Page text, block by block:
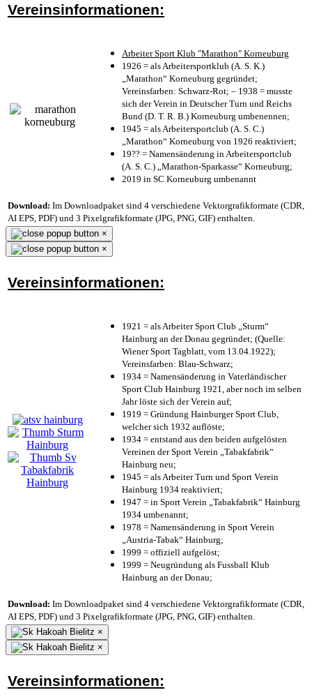
Vereinsinformationen:
Arbeiter Sport Klub "Marathon" Korneuburg
1926 = als Arbeitersportklub (A. S. K.)
„Marathon“ Korneuburg gegründet;
Vereinsfarben: Schwarz-Rot; – 1938 = musste
sich der Verein in Deutscher Turn und Reichs
Bund (D. T. R. B.) Korneuburg umbenennen;
1945 = als Arbeitersportclub (A. S. C.)
„Marathon“ Korneuburg von 1926 reaktiviert;
19?? = Namensänderung in Arbeitersportclub
(A. S. C.) „Marathon-Sparkasse“ Korneuburg;
2019 in SC Korneuburg umbenannt
Download: Im Downloadpaket sind 4 verschiedene Vektorgrafikformate (CDR,
AI EPS, PDF) und 3 Pixelgrafikformate (JPG, PNG, GIF) enthalten.
×
×
Vereinsinformationen:
1921 = als Arbeiter Sport Club „Sturm“
Hainburg an der Donau gegründet; (Quelle:
Wiener Sport Tagblatt, vom 13.04.1922);
Vereinsfarben: Blau-Schwarz;
1934 = Namensänderung in Vaterländischer
Sport Club Hainburg 1921, aber noch im selben
Jahr löste sich der Verein auf;
1919 = Gründung Hainburger Sport Club,
welcher sich 1932 auflöste;
1934 = entstand aus den beiden aufgelösten
Vereinen der Sport Verein „Tabakfabrik“
Hainburg neu;
1945 = als Arbeiter Turn und Sport Verein
Hainburg 1934 reaktiviert;
1947 = in Sport Verein „Tabakfabrik“ Hainburg
1934 umbenannt;
1978 = Namensänderung in Sport Verein
„Austria-Tabak“ Hainburg;
1999 = offiziell aufgelöst;
1999 = Neugründung als Fussball Klub
Hainburg an der Donau;
Download: Im Downloadpaket sind 4 verschiedene Vektorgrafikformate (CDR,
AI EPS, PDF) und 3 Pixelgrafikformate (JPG, PNG, GIF) enthalten.
×
×
Vereinsinformationen: